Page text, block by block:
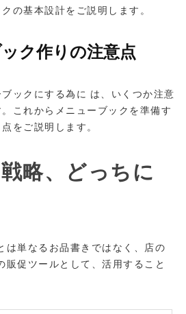
の基本設計をご説明します。
ク作りの注意点
ックにする為に は、いくつか注意
これからメニューブックを準備す
をご説明します。
略、どっちに
は単なるお品書きではなく、店の
販促ツールとして、活用すること